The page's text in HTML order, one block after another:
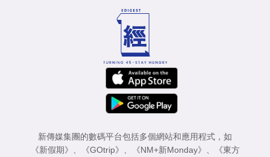
新傳媒集團的數碼平台包括多個網站和應用程式，如
《新假期》
《GOtrip》 《NM+新Monday》
《東方